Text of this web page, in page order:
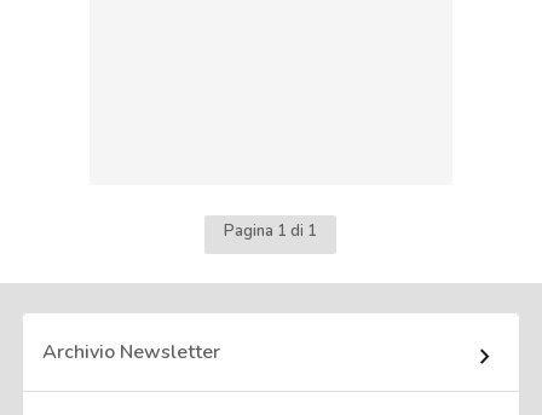
Pagina 1 di 1
Archivio Newsletter